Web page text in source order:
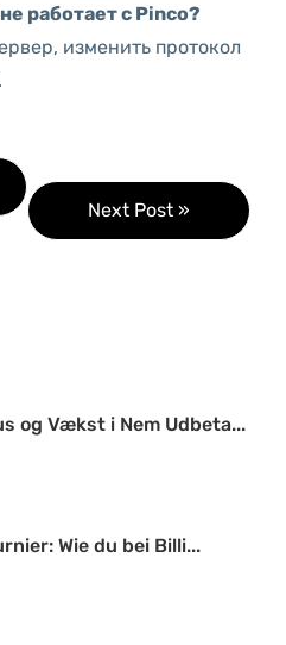
работает с Pinco?
изменить протокол
Next Post »
og Vækst i Nem Udbeta...
Wie du bei Billi...